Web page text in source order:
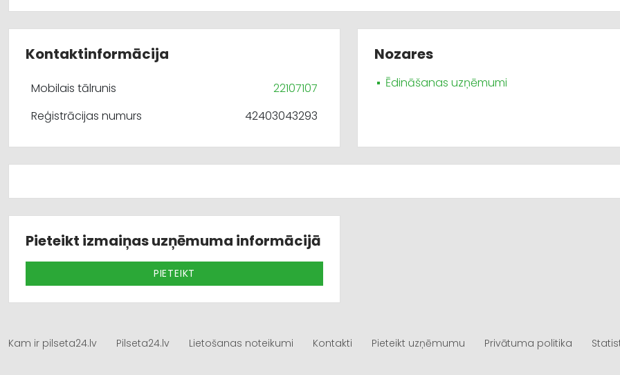
Kontaktinformācija
Mobilais tālrunis
22107107
Reģistrācijas numurs
42403043293
Nozares
Ēdināšanas uzņēmumi
Pieteikt izmaiņas uzņēmuma informācijā
PIETEIKT
Kam ir pilseta24.lv Pilseta24.lv Lietošanas noteikumi Kontakti Pieteikt uzņēmumu Privātuma politika